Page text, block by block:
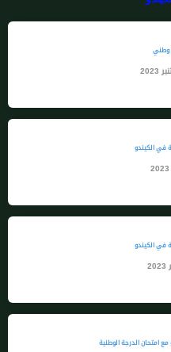
وطني
في الكيندو
في الكيندو
امتحان الدرجة الوطنية